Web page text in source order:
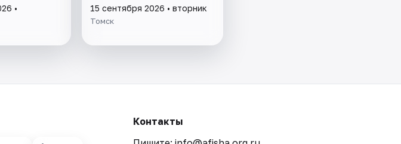
•
15 сентября 2026 • вторник
Томск
Контакты